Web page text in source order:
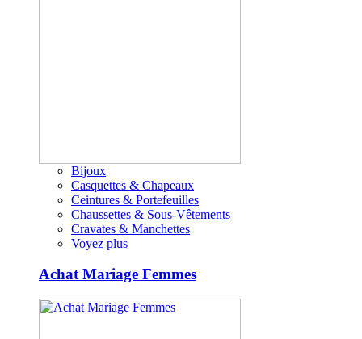
Bijoux
Casquettes & Chapeaux
Ceintures & Portefeuilles
Chaussettes & Sous-Vêtements
Cravates & Manchettes
Voyez plus
Achat Mariage Femmes